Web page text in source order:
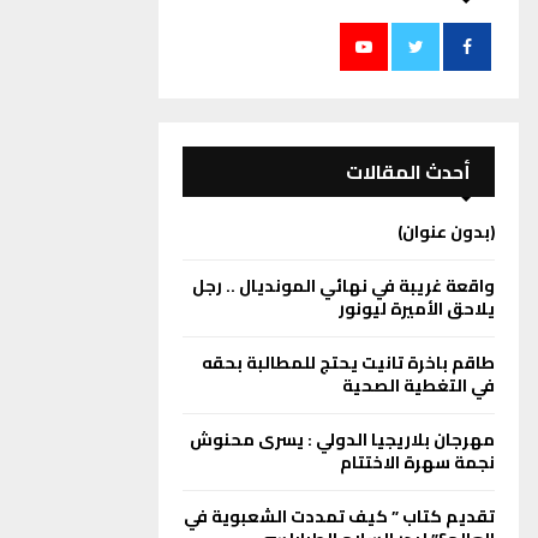
أحدث المقالات
(بدون عنوان)
واقعة غريبة في نهائي المونديال .. رجل
يلاحق الأميرة ليونور
طاقم باخرة تانيت يحتج للمطالبة بحقه
في التغطية الصحية
مهرجان بلاريجيا الدولي : يسرى محنوش
نجمة سهرة الاختتام
تقديم كتاب ” كيف تمددت الشعبوية في